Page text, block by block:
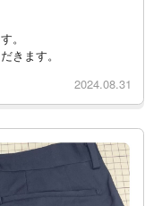
。
きます。
2024.08.31